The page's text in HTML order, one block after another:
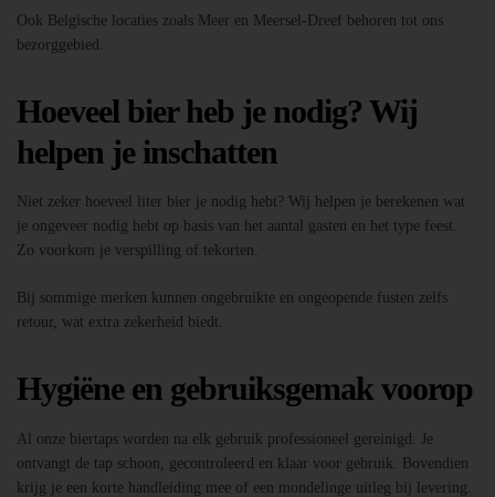
Ook Belgische locaties zoals Meer en Meersel-Dreef behoren tot ons
bezorggebied.
Hoeveel bier heb je nodig? Wij
helpen je inschatten
Niet zeker hoeveel liter bier je nodig hebt? Wij helpen je berekenen wat
je ongeveer nodig hebt op basis van het aantal gasten en het type feest.
Zo voorkom je verspilling of tekorten.
Bij sommige merken kunnen ongebruikte en ongeopende fusten zelfs
retour, wat extra zekerheid biedt.
Hygiëne en gebruiksgemak voorop
Al onze biertaps worden na elk gebruik professioneel gereinigd. Je
ontvangt de tap schoon, gecontroleerd en klaar voor gebruik. Bovendien
krijg je een korte handleiding mee of een mondelinge uitleg bij levering.